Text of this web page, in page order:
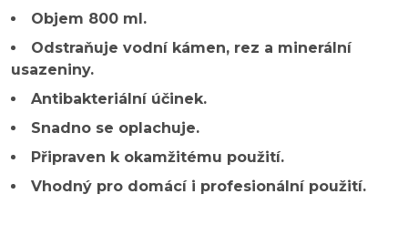
Objem 800 ml.
Odstraňuje vodní kámen, rez a minerální
usazeniny.
Antibakteriální účinek.
Snadno se oplachuje.
Připraven k okamžitému použití.
Vhodný pro domácí i profesionální použití.